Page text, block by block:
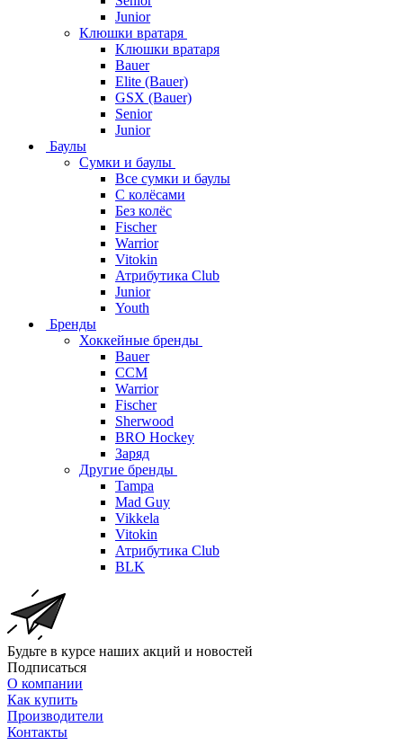
Junior
Клюшки вратаря
Клюшки вратаря
Bauer
Elite (Bauer)
GSX (Bauer)
Senior
Junior
Баулы
Сумки и баулы
Все сумки и баулы
С колёсами
Без колёс
Fischer
Warrior
Vitokin
Атрибутика Club
Junior
Youth
Бренды
Хоккейные бренды
Bauer
CCM
Warrior
Fischer
Sherwood
BRO Hockey
Заряд
Другие бренды
Tampa
Mad Guy
Vikkela
Vitokin
Атрибутика Club
BLK
Будьте в курсе наших акций и новостей
Подписаться
О компании
Как купить
Производители
Контакты